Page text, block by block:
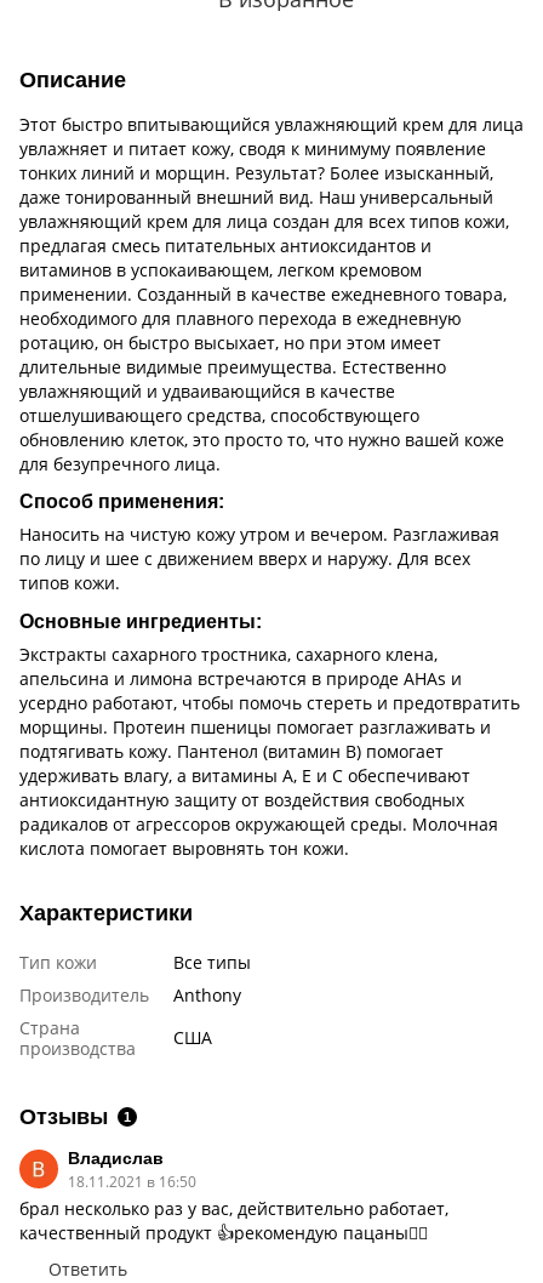
Описание
Этот быстро впитывающийся увлажняющий крем для лица
увлажняет и питает кожу, сводя к минимуму появление
тонких линий и морщин. Результат? Более изысканный,
даже тонированный внешний вид. Наш универсальный
увлажняющий крем для лица создан для всех типов кожи,
предлагая смесь питательных антиоксидантов и
витаминов в успокаивающем, легком кремовом
применении. Созданный в качестве ежедневного товара,
необходимого для плавного перехода в ежедневную
ротацию, он быстро высыхает, но при этом имеет
длительные видимые преимущества. Естественно
увлажняющий и удваивающийся в качестве
отшелушивающего средства, способствующего
обновлению клеток, это просто то, что нужно вашей коже
для безупречного лица.
Способ применения:
Наносить на чистую кожу утром и вечером. Разглаживая
по лицу и шее с движением вверх и наружу. Для всех
типов кожи.
Основные ингредиенты:
Экстракты сахарного тростника, сахарного клена,
апельсина и лимона встречаются в природе АHАs и
усердно работают, чтобы помочь стереть и предотвратить
морщины. Протеин пшеницы помогает разглаживать и
подтягивать кожу. Пантенол (витамин B) помогает
удерживать влагу, а витамины A, E и C обеспечивают
антиоксидантную защиту от воздействия свободных
радикалов от агрессоров окружающей среды. Молочная
кислота помогает выровнять тон кожи.
Характеристики
Тип кожи
Все типы
Производитель
Anthony
Страна
производства
США
Отзывы 1
Владислав
18.11.2021 в 16:50
брал несколько раз у вас, действительно работает,
качественный продукт 👍рекомендую пацаны✌🏻
Ответить